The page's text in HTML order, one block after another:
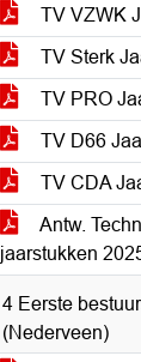
TV VZWK
TV Sterk
TV PRO
TV D66
TV CDA
Antw.
jaarstukken
4 Eerste
(Nederveen)